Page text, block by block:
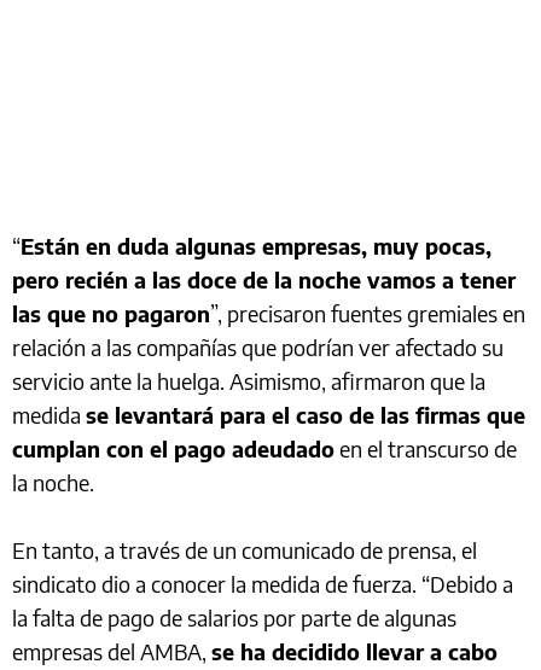
“Están en duda algunas empresas, muy pocas,
pero recién a las doce de la noche vamos a tener
las que no pagaron”, precisaron fuentes gremiales en
relación a las compañías que podrían ver afectado su
servicio ante la huelga. Asimismo, afirmaron que la
medida se levantará para el caso de las firmas que
cumplan con el pago adeudadoen el transcurso de
la noche.
En tanto, a través de un comunicado de prensa, el
sindicato dio a conocer la medida de fuerza. “Debido a
la falta de pago de salarios por parte de algunas
empresas del AMBA, se ha decidido llevar a cabo